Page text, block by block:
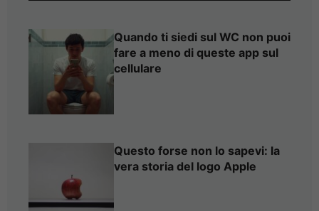
Quando ti siedi sul WC non puoi
fare a meno di queste app sul
cellulare
Questo forse non lo sapevi: la
vera storia del logo Apple